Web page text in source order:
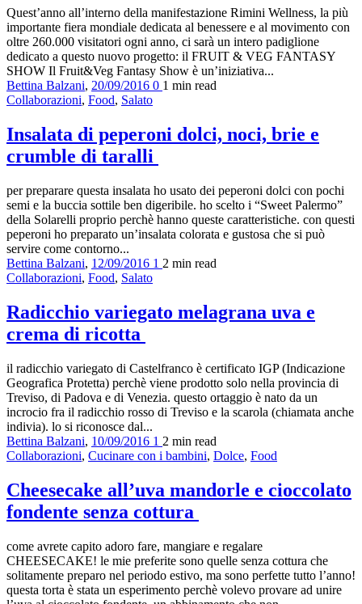
Quest’anno all’interno della manifestazione Rimini Wellness, la più
importante fiera mondiale dedicata al benessere e al movimento con
oltre 260.000 visitatori ogni anno, ci sarà un intero padiglione
dedicato a questo nuovo progetto: il FRUIT & VEG FANTASY
SHOW Il Fruit&Veg Fantasy Show è un’iniziativa...
Bettina Balzani, 20/09/2016 0 1 min read
Collaborazioni, Food, Salato
Insalata di peperoni dolci, noci, brie e
crumble di taralli
per preparare questa insalata ho usato dei peperoni dolci con pochi
semi e la buccia sottile ben digeribile. ho scelto i “Sweet Palermo”
della Solarelli proprio perchè hanno queste caratteristiche. con questi
peperoni ho preparato un’insalata colorata e gustosa che si può
servire come contorno...
Bettina Balzani, 12/09/2016 1 2 min read
Collaborazioni, Food, Salato
Radicchio variegato melagrana uva e
crema di ricotta
il radicchio variegato di Castelfranco è certificato IGP (Indicazione
Geografica Protetta) perchè viene prodotto solo nella provincia di
Treviso, di Padova e di Venezia. questo ortaggio è nato da un
incrocio fra il radicchio rosso di Treviso e la scarola (chiamata anche
indivia). lo si riconosce dal...
Bettina Balzani, 10/09/2016 1 2 min read
Collaborazioni, Cucinare con i bambini, Dolce, Food
Cheesecake all’uva mandorle e cioccolato
fondente senza cottura
come avrete capito adoro fare, mangiare e regalare
CHEESECAKE! le mie preferite sono quelle senza cottura che
solitamente preparo nel periodo estivo, ma sono perfette tutto l’anno!
questa torta è stata un esperimento perchè volevo provare ad unire